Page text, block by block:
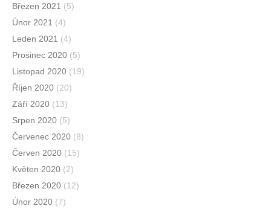
Březen 2021 (5)
Únor 2021 (4)
Leden 2021 (4)
Prosinec 2020 (5)
Listopad 2020 (19)
Říjen 2020 (20)
Září 2020 (13)
Srpen 2020 (5)
Červenec 2020 (8)
Červen 2020 (15)
Květen 2020 (2)
Březen 2020 (12)
Únor 2020 (7)